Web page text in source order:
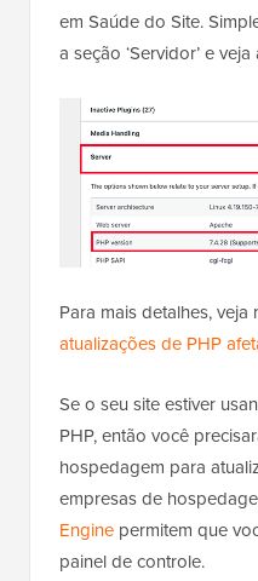
em Saúde do Site.
a seção ‘Servidor’ e
Para mais detalhes,
atualizações de PHP
Se o seu site estiver
PHP, então você
hospedagem para
empresas de
Engine permitem que
painel de controle.